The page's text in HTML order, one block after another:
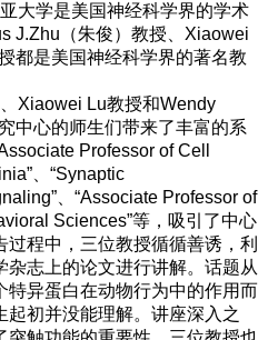
大学是美国神经科学界的学术
J.Zhu（朱俊）教授、Xiaowei
都是美国神经科学界的著名教
Xiaowei Lu教授和Wendy
中心的师生们带来了丰富的系
Professor of Cell
、“Synaptic
、“Associate Professor of
Sciences”等，吸引了中心
程中，三位教授循循善诱，利
杂志上的论文进行讲解。话题从
特异蛋白在动物行为中的作用而
起初并没能理解。讲座深入之